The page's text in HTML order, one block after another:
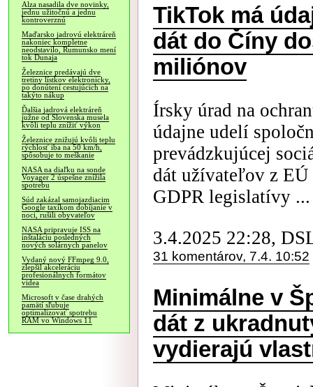
Alza nasadila dve novinky,
jednu užitočnú a jednu
kontroverznú
Maďarsko jadrovú elektráreň
nakoniec kompletne
neodstavilo, Rumunsko mení
tok Dunaja
Železnice predávajú dve
tretiny lístkov elektronicky,
po donútení cestujúcich na
takýto nákup
Ďalšia jadrová elektráreň
južne od Slovenska musela
kvôli teplu znížiť výkon
Železnice znižujú kvôli teplu
rýchlosť iba na 50 km/h,
spôsobuje to meškanie
NASA na diaľku na sonde
Voyager 2 úspešne znížila
spotrebu
Súd zakázal samojazdiacim
Google taxíkom dobíjanie v
noci, rušili obyvateľov
NASA pripravuje ISS na
inštaláciu posledných
nových solárnych panelov
Vydaný nový FFmpeg 9.0,
zlepšil akceleráciu
profesionálnych formátov
videa
Microsoft v čase drahých
pamätí sľubuje
optimalizovať spotrebu
RAM vo Windows 11
TikTok má
dát do Číny
miliónov
Írsky úrad na
údajne udelí
prevádzkujúcej
dát užívateľov z
GDPR legislatívy ...
3.4.2025 22:28,
31 komentárov, 7.4. 10:52
Minimálne v
dát z
vydierajú